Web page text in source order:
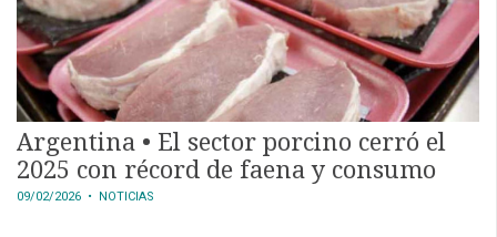
Argentina • El sector porcino cerró el
2025 con récord de faena y consumo
09/02/2026 • NOTICIAS